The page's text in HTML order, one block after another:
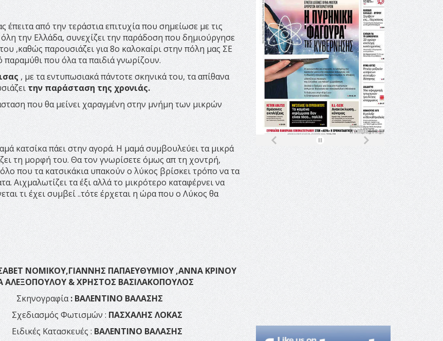
από την τεράστια επιτυχία που σημείωσε με τις
την Ελλάδα, συνεχίζει την παράδοση που δημιούργησε
,καθώς παρουσιάζει για 8ο καλοκαίρι στην πόλη μας ΣΕ
που όλα τα παιδιά γνωρίζουν.
, με τα εντυπωσιακά πάντοτε σκηνικά του, τα απίθανα
την παράσταση της χρονιάς.
που θα μείνει χαραγμένη στην μνήμη των μικρών
κατσίκα πάει στην αγορά. Η μαμά συμβουλεύει τα μικρά
τη μορφή του. Θα τον γνωρίσετε όμως απ τη χοντρή,
που τα κατσικάκια υπακούν ο λύκος βρίσκει τρόπο να τα
Αιχμαλωτίζει τα έξι αλλά το μικρότερο καταφέρνει να
τι έχει συμβεί ..τότε έρχεται η ώρα που ο Λύκος θα
ΝΟΜΙΚΟΥ,ΓΙΑΝΝΗΣ ΠΑΠΑΕΥΘΥΜΙΟΥ ,ΑΝΝΑ ΚΡΙΝΟΥ
& ΧΡΗΣΤΟΣ ΒΑΣΙΛΑΚΟΠΟΥΛΟΣ
Σκηνογραφία: ΒΑΛΕΝΤΙΝΟ ΒΑΛΑΣΗΣ
Φωτισμών : ΠΑΣΧΑΛΗΣ ΛΟΚΑΣ
Ειδικές Κατασκευές :ΒΑΛΕΝΤΙΝΟ ΒΑΛΑΣΗΣ